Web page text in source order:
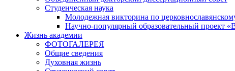
Студенческая наука
Молодежная викторина по
Научно-популярный образовательный проект
Жизнь академии
ФОТОГАЛЕРЕЯ
Общие сведения
Духовная жизнь